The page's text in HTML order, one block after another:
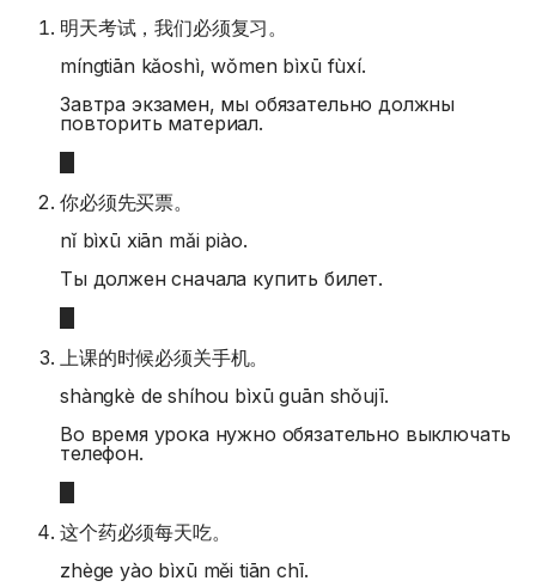
明天考试，我们必须复习。
míngtiān kǎoshì, wǒmen bìxū fùxí.
Завтра экзамен, мы обязательно должны
повторить материал.
你必须先买票。
nǐ bìxū xiān mǎi piào.
Ты должен сначала купить билет.
上课的时候必须关手机。
shàngkè de shíhou bìxū guān shǒujī.
Во время урока нужно обязательно выключать
телефон.
这个药必须每天吃。
zhège yào bìxū měi tiān chī.